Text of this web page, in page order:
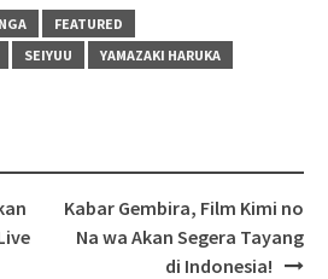
FEATURED
SEIYUU YAMAZAKI HARUKA
Kabar Gembira, Film Kimi no
Na wa Akan Segera Tayang
di Indonesia!